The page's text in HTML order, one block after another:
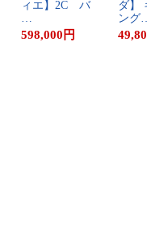
ィ​エ​】​2​C​ ​バ​
…
598,000 円
ダ​】​
ン​グ​